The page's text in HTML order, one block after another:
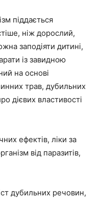
піддається
ніж дорослий,
заподіяти дитині,
із завидною
на основі
трав, дубильних
дієвих властивості
ефектів, ліки за
від паразитів,
дубильних речовин,